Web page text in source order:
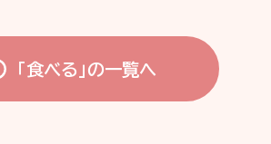
「食べる」の一覧へ